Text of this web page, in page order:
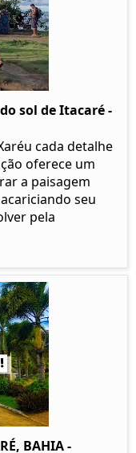
sol de Itacaré -
cada detalhe
oferece um
a paisagem
seu
pela
BAHIA -